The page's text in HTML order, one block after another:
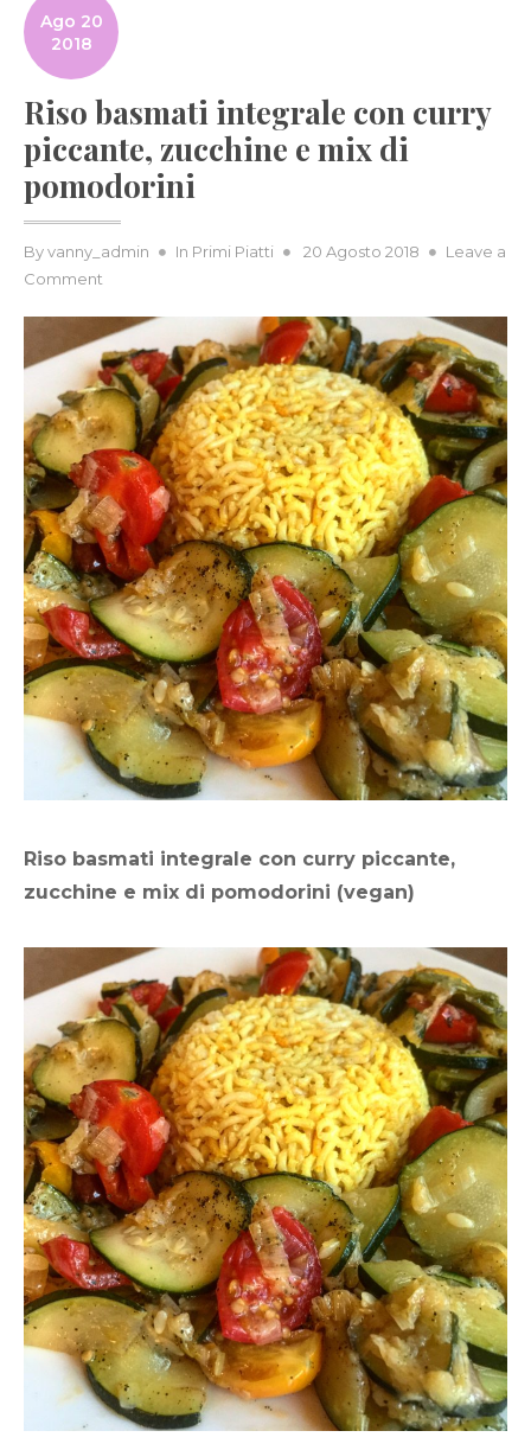
Ago 20
2018
Riso basmati integrale con curry
piccante, zucchine e mix di
pomodorini
Byvanny_admin In Primi Piatti
Posted
20 Agosto 2018
Leave a
Comment
basmati
integrale
con
curry
piccante,
zucchine
e
mix
di
pomodorini
Riso basmati integrale con curry piccante,
zucchine e mix di pomodorini (vegan)